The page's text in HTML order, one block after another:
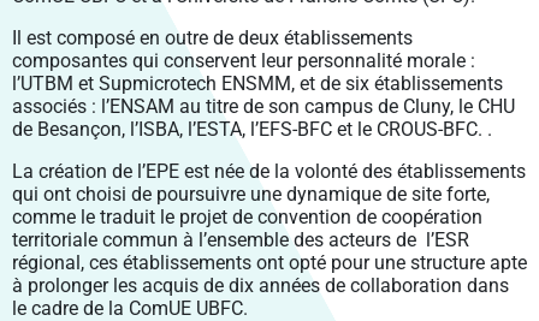
RECRUTEMENT DES ÉTABLISSEMENTS MEMBRES
PROJETS INTÉGRÉS
FELLOWS
MASTERS ISITE-BFC
COLLOQUE SCIENTIFIQUE ISITE-BFC
PÔLE SHS
PÔLE DGEP
PÔLE SV2TEA
POLYTECHNICUM
LABEX LIPSTIC
NCU RITM–BFC
PLATEFORME SMARTLIGHT
CALHIPSO
HARMI
PROSPECTIVES
PROJETS EUROPÉENS
PROJETS FEDER
SANTÉ PUBLIQUE BFC
PRODUCTIONS
CHARTE DE SIGNATURE SCIENTIFIQUE
PUBLICATIONS SCIENTIFIQUES
PRIX ET DISTINCTIONS
SCIENCE OUVERTE
OUVERTURE DES DONNÉES DE LA RECHERCHE :
SCIENCE AVEC ET POUR LA SOCIÉTÉ
VALORISATION
PORTRAITS DE CHERCHEURS
ENVIRONNEMENTS-SANTÉ
CARNOT-PASTEUR
SCIENCES POUR L’INGÉNIEUR ET MICROTECHNIQUES
DROIT, GESTION, SCIENCES ÉCONOMIQUES ET POLITIQUES
LETTRES, COMMUNICATION, LANGUES, ART
SOCIÉTÉS, ESPACE, PRATIQUES, TEMPS
FORMATION CONTINUE
ENTREPRENEURIAT
ENTREPRENEURIAT ÉTUDIANT : PEPITE-BFC
ENTREPRENEURIAT ET DOCTORAT
INSERTION PROFESSIONNELLE
DOCTORAT ET CARRIÈRE PROFESSIONNELLE
RÉSEAU UBFC ALUMNI
CROUS BOURGOGNE – FRANCHE-COMTÉ
SIGNALER UNE SITUATION D’URGENCE
CONSTRUIRE LA VIE ÉTUDIANTE 2024-2029
PARTIR À L’ÉTRANGER
CONTACTS
Il est composé en outre de deux établissements
composantes qui conservent leur personnalité morale :
l’UTBM et Supmicrotech ENSMM, et de six établissements
associés : l’ENSAM au titre de son campus de Cluny, le CHU
de Besançon, l’ISBA, l’ESTA, l’EFS-BFC et le CROUS-BFC. .
La création de l’EPE est née de la volonté des établissements
qui ont choisi de poursuivre une dynamique de site forte,
comme le traduit le projet de convention de coopération
territoriale commun à l’ensemble des acteurs de l’ESR
régional, ces établissements ont opté pour une structure apte
à prolonger les acquis de dix années de collaboration dans
le cadre de la ComUE UBFC.